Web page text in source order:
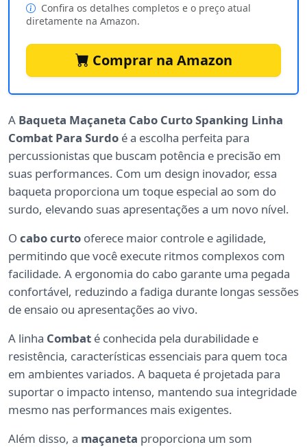
Confira os detalhes completos e o preço atual
diretamente na Amazon.
Comprar na Amazon
A Baqueta Maçaneta Cabo Curto Spanking Linha
Combat Para Surdo é a escolha perfeita para
percussionistas que buscam potência e precisão em
suas performances. Com um design inovador, essa
baqueta proporciona um toque especial ao som do
surdo, elevando suas apresentações a um novo nível.
O cabo curto oferece maior controle e agilidade,
permitindo que você execute ritmos complexos com
facilidade. A ergonomia do cabo garante uma pegada
confortável, reduzindo a fadiga durante longas sessões
de ensaio ou apresentações ao vivo.
A linha Combat é conhecida pela durabilidade e
resistência, características essenciais para quem toca
em ambientes variados. A baqueta é projetada para
suportar o impacto intenso, mantendo sua integridade
mesmo nas performances mais exigentes.
Além disso, a maçaneta proporciona um som